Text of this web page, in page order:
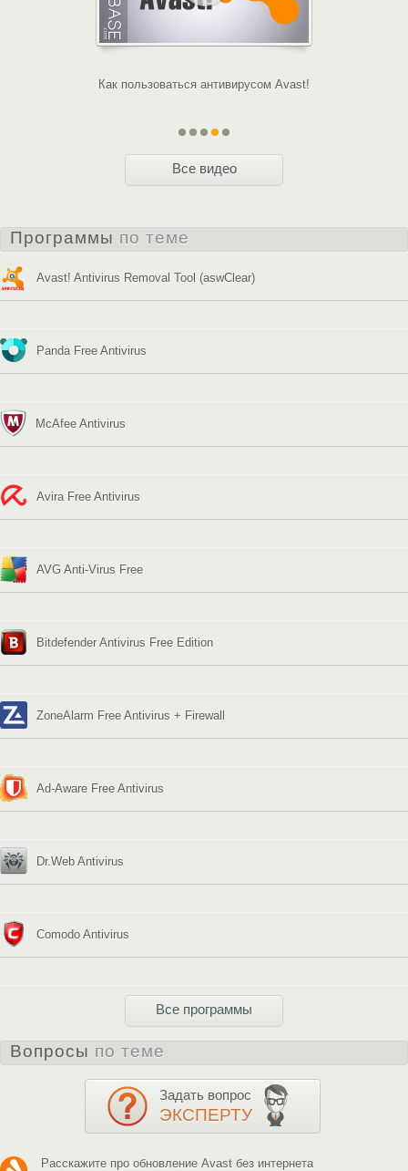
Как пользоваться антивирусом Avast!
Все видео
Программы по теме
Avast! Antivirus Removal Tool (aswClear)
Panda Free Antivirus
McAfee Antivirus
Avira Free Antivirus
AVG Anti-Virus Free
Bitdefender Antivirus Free Edition
ZoneAlarm Free Antivirus + Firewall
Ad-Aware Free Antivirus
Dr.Web Antivirus
Comodo Antivirus
Все программы
Вопросы по теме
Задать вопрос
ЭКСПЕРТУ
Расскажите про обновление Avast без интернета